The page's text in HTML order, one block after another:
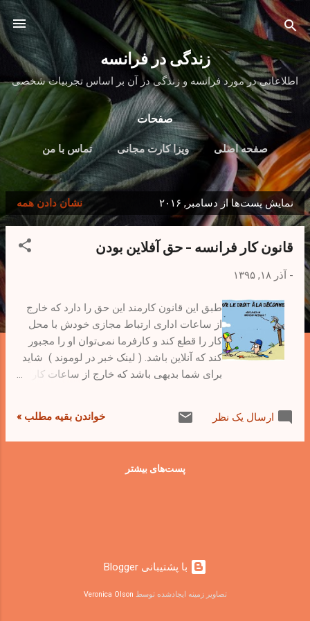
رد شدن به محتوای اصلی
زندگی در فرانسه
اطلاعاتی در مورد فرانسه و زندگی در آن بر اساس تجربیات شخصی
صفحات
صفحه اصلی ویزا کارت مجانی تماس با من
پ
س
ت‌
نمایش پست‌ها از دسامبر, ۲۰۱۶ نشان دادن همه
قانون کار فرانسه - حق آفلاین بودن
- آذر ۱۸, ۱۳۹۵
طبق این قانون کارمند این حق را دارد که خارج
از ساعات اداری ارتباط مجازی خودش با محل
کار را قطع کند و کارفرما نمی‌توان او را مجبور
کند که آنلاین باشد. ( لینک خبر در لوموند ) شاید
برای شما بدیهی باشد که خارج از ساعات کار
مشتریان شرکت یا همکارانی باشه که تا دیروقت
کار می‌کنند. اما وقتی در قانون این حق ذکر
بیشتر و بیشتر از کارمندهای خودشان بخواهند که
کار خودش باشه.
ارسال یک نظر خواندن بقیه مطلب »
پست‌های بیشتر
‏با پشتیبانی Blogger
تصاویر زمینه ایجادشده توسط Veronica Olson